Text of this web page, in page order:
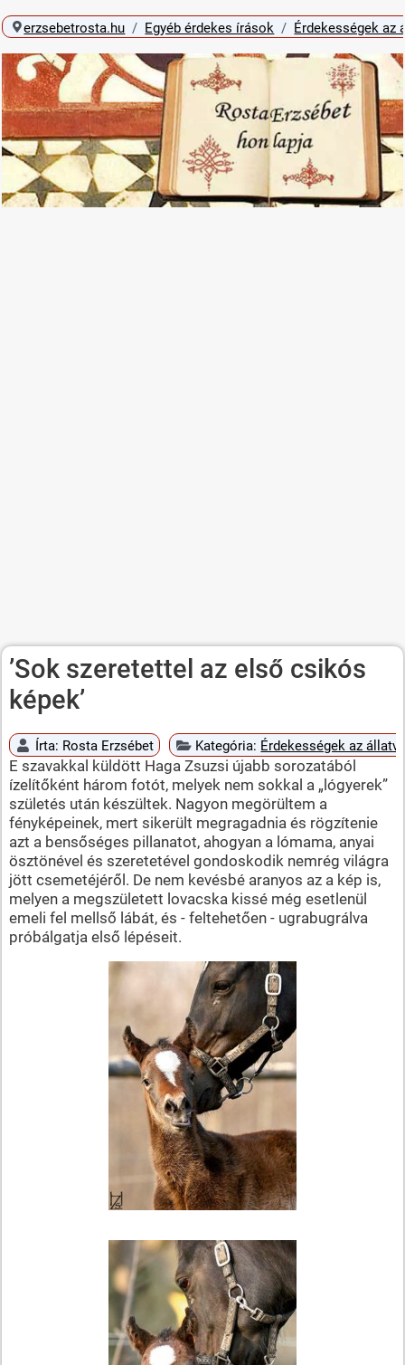
erzsebetrosta.hu Egyéb érdekes írások Érdekességek az
’Sok szeretettel az első csikós
képek’
Írta: Rosta Erzsébet Kategória: Érdekességek az
E szavakkal küldött Haga Zsuzsi újabb sorozatából
ízelítőként három fotót, melyek nem sokkal a „lógyerek”
születés után készültek. Nagyon megörültem a
fényképeinek, mert sikerült megragadnia és rögzítenie
azt a bensőséges pillanatot, ahogyan a lómama, anyai
ösztönével és szeretetével gondoskodik nemrég világra
jött csemetéjéről. De nem kevésbé aranyos az a kép is,
melyen a megszületett lovacska kissé még esetlenül
emeli fel mellső lábát, és - feltehetően - ugrabugrálva
próbálgatja első lépéseit.